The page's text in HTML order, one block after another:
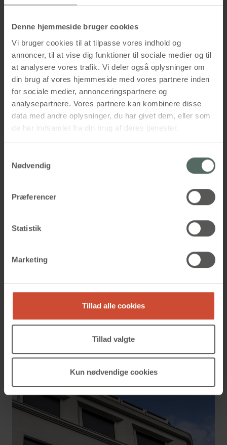
Denne hjemmeside bruger cookies
Vi bruger cookies til at tilpasse vores indhold og
annoncer, til at vise dig funktioner til sociale medier og til
at analysere vores trafik. Vi deler også oplysninger om
din brug af vores hjemmeside med vores partnere inden
for sociale medier, annonceringspartnere og
analysepartnere. Vores partnere kan kombinere disse
data med andre oplysninger, du har givet dem, eller som
de har indsamlet fra din brug af deres tjenester.
Nødvendig
Præferencer
Statistik
Marketing
Tillad alle cookies
Tillad valgte
Kun nødvendige cookies
Se projekt
Sikker og diskret faldsikring på Scandic
Nørreport